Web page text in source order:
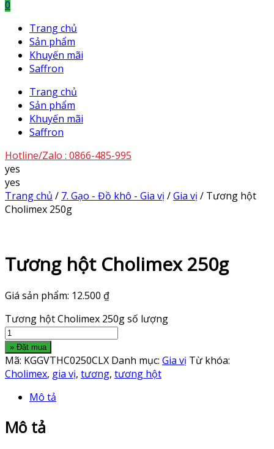
0
Trang chủ
Sản phẩm
Khuyến mãi
Saffron
Trang chủ
Sản phẩm
Khuyến mãi
Saffron
Hotline/Zalo : 0866-485-995
yes
yes
Trang chủ / 7. Gạo - Đồ khô - Gia vị /Gia vị / Tương hột
Cholimex 250g
Tương hột Cholimex 250g
Giá sản phẩm: 12.500 ₫
Tương hột Cholimex 250g số lượng
» Đặt mua
Mã: KGGVTHC0250CLX Danh mục: Gia vị Từ khóa:
Cholimex, gia vị, tương, tương hột
Mô tả
Mô tả